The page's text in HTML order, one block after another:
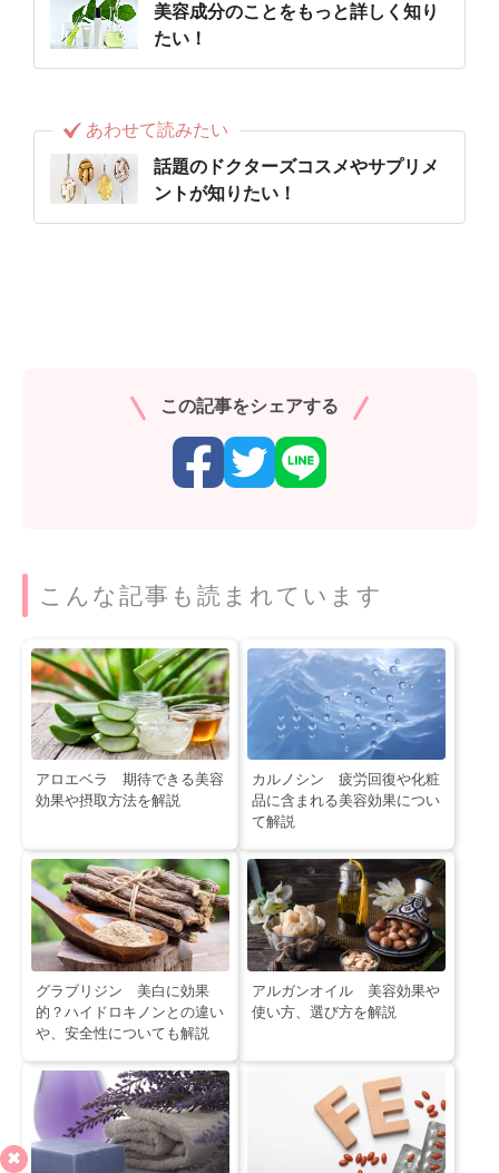
美容成分のことをもっと詳しく知り
たい！
あわせて読みたい
話題のドクターズコスメやサプリメ
ントが知りたい！
この記事をシェアする
こんな記事も読まれています
アロエベラ 期待できる美容
効果や摂取方法を解説
カルノシン 疲労回復や化粧
品に含まれる美容効果につい
て解説
グラブリジン 美白に効果
的？ハイドロキノンとの違い
や、安全性についても解説
アルガンオイル 美容効果や
使い方、選び方を解説